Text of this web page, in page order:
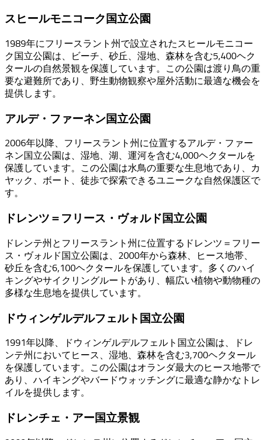
スヒールモニコーク国立公園
1989年にフリースラント州で設立されたスヒールモニコー
ク国立公園は、ビーチ、砂丘、湿地、森林を含む5,400ヘク
タールの自然景観を保護しています。この公園は渡り鳥の重
要な避難所であり、野生動物観察や屋外活動に最適な機会を
提供します。
アルデ・ファーネン国立公園
2006年以降、フリースラント州に位置するアルデ・ファー
ネン国立公園は、湿地、湖、運河を含む4,000ヘクタールを
保護しています。この公園は水鳥の重要な生息地であり、カ
ヤック、ボート、徒歩で探索できるユニークな自然保護区で
す。
ドレンツ＝フリース・ヴォルド国立公園
ドレンテ州とフリースラント州に位置するドレンツ＝フリー
ス・ヴォルド国立公園は、2000年から森林、ヒース地帯、
砂丘を含む6,100ヘクタールを保護しています。多くのハイ
キングやサイクリングルートがあり、幅広い植物や動物種の
多様な生息地を提供しています。
ドウィンゲルデルフェルト国立公園
1991年以降、ドウィンゲルデルフェルト国立公園は、ドレ
ンテ州においてヒース、湿地、森林を含む3,700ヘクタール
を保護しています。この公園はオランダ最大のヒース地帯で
あり、ハイキングやバードウォッチングに最適な静かなトレ
イルを提供します。
ドレンチェ・アー国立景観